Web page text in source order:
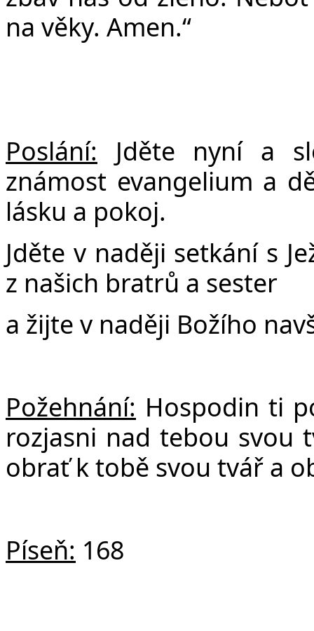
na věky. Amen.“
Poslání:
Jděte nyní a
známost evangelium a
lásku a pokoj.
Jděte v naději setkání s
z našich bratrů a sester
a žijte v naději Božího
Požehnání: Hospodin ti
rozjasni nad tebou svou
obrať k tobě svou tvář a
Píseň: 168